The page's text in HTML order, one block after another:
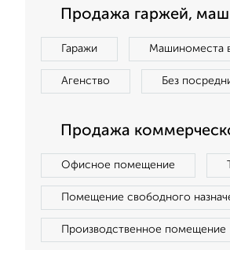
Продажа гаржей,
Гаражи Машиноместа
Агенство Без
Продажа
Офисное помещение
Помещение свободного
Производственное помещение